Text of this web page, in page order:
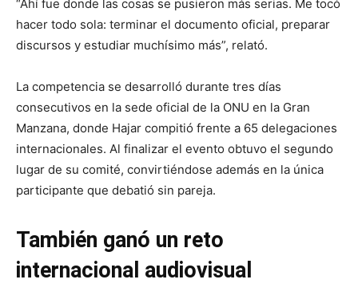
“Ahí fue donde las cosas se pusieron más serias. Me tocó
hacer todo sola: terminar el documento oficial, preparar
discursos y estudiar muchísimo más”, relató.
La competencia se desarrolló durante tres días
consecutivos en la sede oficial de la ONU en la Gran
Manzana, donde Hajar compitió frente a 65 delegaciones
internacionales. Al finalizar el evento obtuvo el segundo
lugar de su comité, convirtiéndose además en la única
participante que debatió sin pareja.
También ganó un reto
internacional audiovisual